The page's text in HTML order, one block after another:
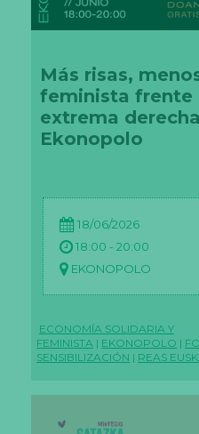
Más risas,
feminista frente
extrema
Ekonopolo
18/06/2026
18:00 - 20:00
EKONOPOLO
ECONOMÍA SOLIDARIA Y
FEMINISTA | EKONOPOLO |
SENSIBILIZACIÓN | REAS